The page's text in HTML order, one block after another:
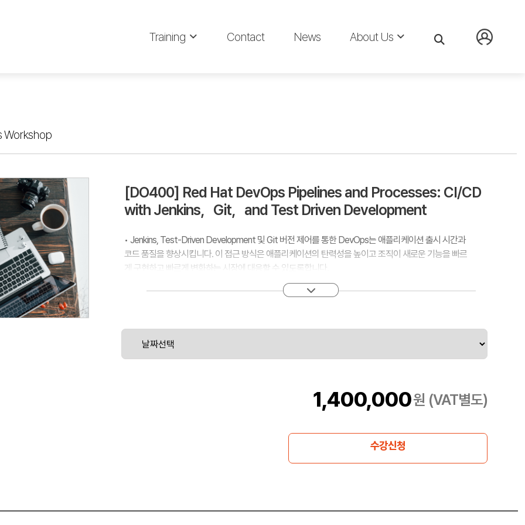
Training Contact News About Us
Workshop
[DO400] Red Hat DevOps Pipelines and Processes: CI/CD
with Jenkins，Git，and Test Driven Development
• Jenkins, Test-Driven Development 및 Git 버전 제어를 통한 DevOps는 애플리케이션 출시 시간과
코드 품질을 향상시킵니다. 이 접근 방식은 애플리케이션의 탄력성을 높이고 조직이 새로운 기능을 빠르
게 구현하고 빠르게 변화하는 시장에 대응할 수 있도록합니다.
• 이 과정의 개념을 사용하여 애플리케이션 코드를 단순화하고보다 효율적으로 통합하고, TDD로 신뢰
할 수있는 코드를 빌드하고, 자동화 된 파이프 라인을 사용하여 테스트를 단순화 할 수 있습니다. 파이프
1,400,000원 (VAT별도)
수강신청